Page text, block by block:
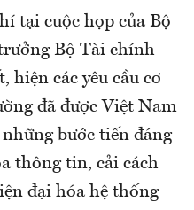
tại cuộc họp của Bộ
Bộ Tài chính
hiện các yêu cầu cơ
đã được Việt Nam
bước tiến đáng
thông tin, cải cách
đại hóa hệ thống